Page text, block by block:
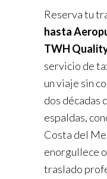
Reserva tu
hasta
TWH
servicio de
un viaje sin
dos décadas
espaldas,
Costa del
enorgullece
traslado